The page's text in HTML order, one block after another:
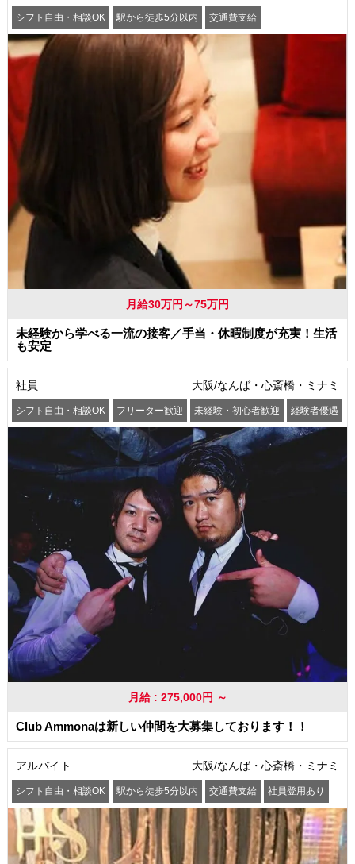
シフト自由・相談OK 駅から徒歩5分以内 交通費支給
月給30万円～75万円
未経験から学べる一流の接客／手当・休暇制度が充実！生活
も安定
社員 大阪/なんば・心斎橋・ミナミ
シフト自由・相談OK フリーター歓迎 未経験・初心者歓迎 経験者優遇
月給 : 275,000円 ～
Club Ammonaは新しい仲間を大募集しております！！
アルバイト 大阪/なんば・心斎橋・ミナミ
シフト自由・相談OK 駅から徒歩5分以内 交通費支給 社員登用あり